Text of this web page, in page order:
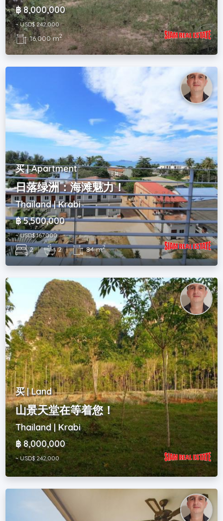
฿ 8,000,000
~ USD$ 242,000
16,000 m2
买 | Apartment
日落绿洲：海滩魅力！
Thailand | Krabi
฿ 5,500,000
~ USD$ 167,000
2 | 2 | 84 m2
买 | Land
山景天堂在等着您！
Thailand | Krabi
฿ 8,000,000
~ USD$ 242,000